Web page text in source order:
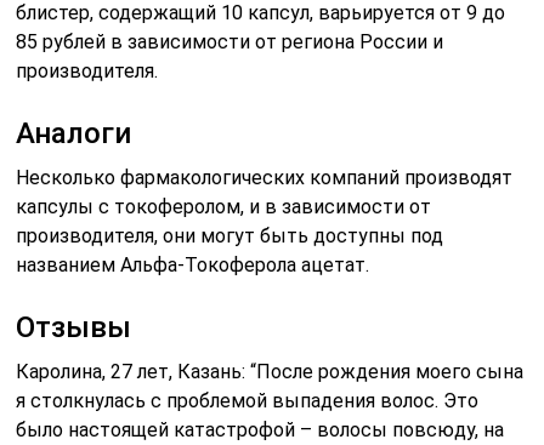
блистер, содержащий 10 капсул, варьируется от 9 до
85 рублей в зависимости от региона России и
производителя.
Аналоги
Несколько фармакологических компаний производят
капсулы с токоферолом, и в зависимости от
производителя, они могут быть доступны под
названием Альфа-Токоферола ацетат.
Отзывы
Каролина, 27 лет, Казань: “После рождения моего сына
я столкнулась с проблемой выпадения волос. Это
было настоящей катастрофой – волосы повсюду, на